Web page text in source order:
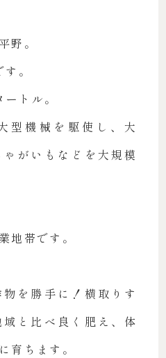
野。
。
トル。
型機械を駆使し、大
がいもなどを大規模
地帯です。
を勝手に！横取りす
と比べ良く肥え、体
育ちます。